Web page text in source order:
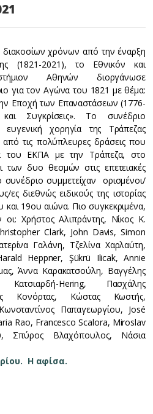
χρόνων από την έναρξη
(1821-2021), το Εθνικόν και
Αθηνών διοργάνωσε
για τον Αγώνα του 1821 με θέμα:
Εποχή των Επαναστάσεων (1776-
και Συγκρίσεις». Το συνέδριο
χορηγία της Τράπεζας
από τις πολύπλευρες δράσεις που
του ΕΚΠΑ με την Τράπεζα, στο
των δυο θεσμών στις επετειακές
συνέδριο συμμετείχαν ορισμένοι/
ες διεθνώς ειδικούς της ιστορίας
19ου αιώνα. Πιο συγκεκριμένα,
Χρήστος Αλιπράντης, Νίκος Κ.
Clark, John Davis, Simon
Γαλάνη, Τζελίνα Χαρλαύτη,
Heppner, Şükrü Ilicak, Annie
Άννα Καρακατσούλη, Βαγγέλης
Hering, Πασχάλης
Κονόρτας, Κώστας Κωστής,
Παπαγεωργίου, José
Rao, Francesco Scalora, Miroslav
Σπύρος Βλαχόπουλος, Νάσια
Η αφίσα.